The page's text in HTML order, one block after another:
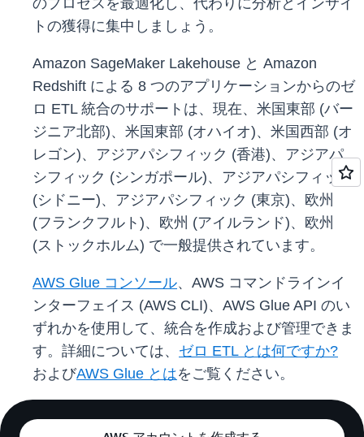
のプロセスを最適化し、代わりに分析とインサイ
トの獲得に集中しましょう。
Amazon SageMaker Lakehouse と Amazon
Redshift による 8 つのアプリケーションからのゼ
ロ ETL 統合のサポートは、現在、米国東部 (バー
ジニア北部)、米国東部 (オハイオ)、米国西部 (オ
レゴン)、アジアパシフィック (香港)、アジアパ
シフィック (シンガポール)、アジアパシフィック
(シドニー)、アジアパシフィック (東京)、欧州
(フランクフルト)、欧州 (アイルランド)、欧州
(ストックホルム) で一般提供されています。
AWS Glue コンソール、AWS コマンドラインイ
ンターフェイス (AWS CLI)、AWS Glue API のい
ずれかを使用して、統合を作成および管理できま
す。詳細については、 ゼロ ETL とは何ですか?
およびAWS Glue とはをご覧ください。